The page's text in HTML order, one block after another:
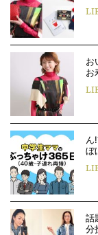
お
お
ん
ぼ
話
分